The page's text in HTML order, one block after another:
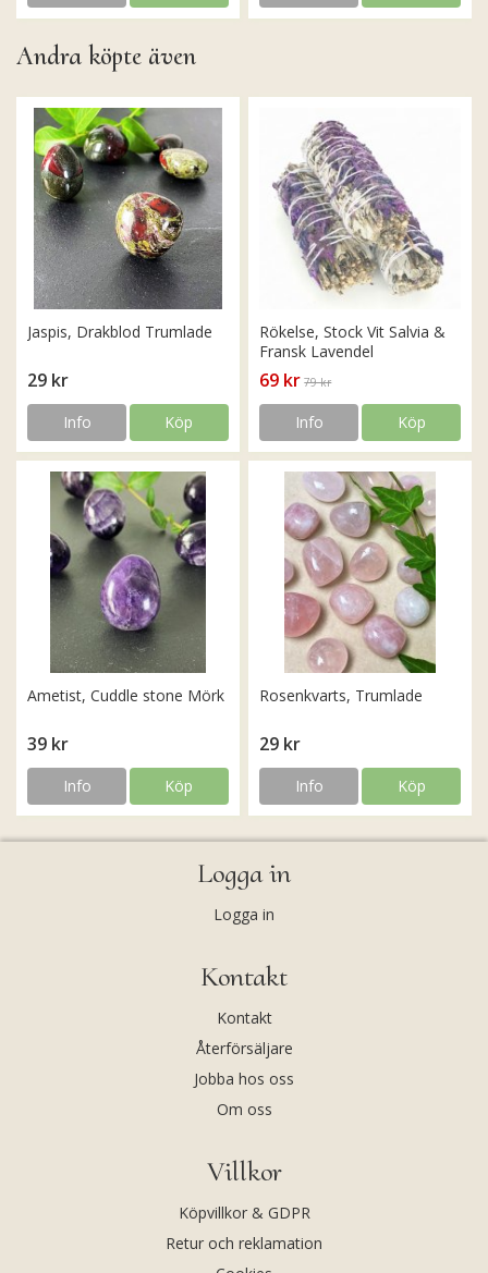
Andra köpte även
Jaspis, Drakblod Trumlade
29 kr
Info Köp
Rökelse, Stock Vit Salvia &
Fransk Lavendel
69 kr 79 kr
Info Köp
Ametist, Cuddle stone Mörk
39 kr
Info Köp
Rosenkvarts, Trumlade
29 kr
Info Köp
Logga in
Logga in
Kontakt
Kontakt
Återförsäljare
Jobba hos oss
Om oss
Villkor
Köpvillkor & GDPR
Retur och reklamation